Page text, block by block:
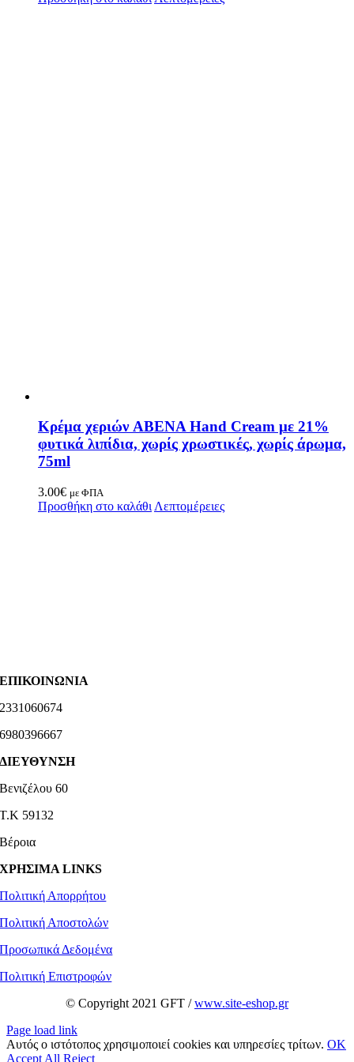
Κρέμα χεριών ABENA Hand Cream με 21%
φυτικά λιπίδια, χωρίς χρωστικές, χωρίς άρωμα,
75ml
3.00€ με ΦΠΑ
Προσθήκη στο καλάθι Λεπτομέρειες
ΕΠΙΚΟΙΝΩΝΙΑ
2331060674
6980396667
ΔΙΕΥΘΥΝΣΗ
Βενιζέλου 60
Τ.Κ 59132
Βέροια
ΧΡΗΣΙΜΑ LINKS
Πολιτική Απορρήτου
Πολιτική Αποστολών
Προσωπικά Δεδομένα
Πολιτική Επιστροφών
© Copyright 2021 GFT /www.site-eshop.gr
Page load link
Αυτός ο ιστότοπος χρησιμοποιεί cookies και υπηρεσίες τρίτων. OK
Accept All Reject